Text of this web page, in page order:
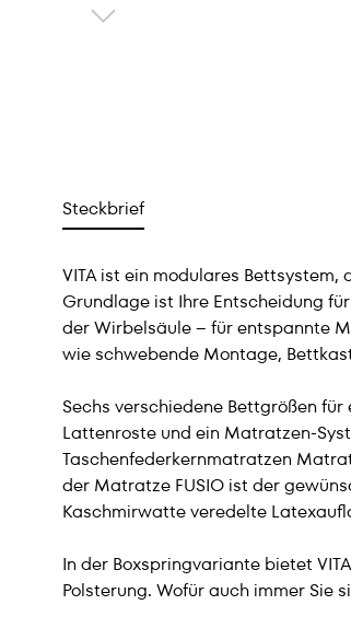
Steckbrief
VITA ist ein modulares
Grundlage ist Ihre Entscheidung
der Wirbelsäule – für entspannte
wie schwebende Montage,
Sechs verschiedene Bettgrößen
Lattenroste und ein Matratzen-
Taschenfederkernmatratzen
der Matratze FUSIO ist der
Kaschmirwatte veredelte
In der Boxspringvariante bietet
Polsterung. Wofür auch immer Sie